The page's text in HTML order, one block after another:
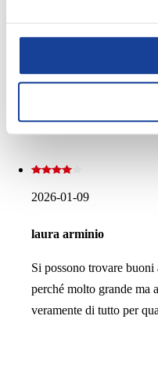
Esperienza fantastica
2026-01-09
laura arminio
Si possono trovare
perché molto grande ma
veramente di tutto per